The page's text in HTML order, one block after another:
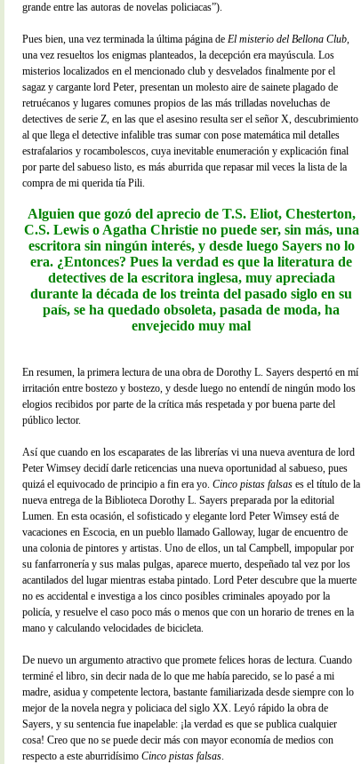
grande entre las autoras de novelas policiacas”).
Pues bien, una vez terminada la última página de El misterio del Bellona Club,
una vez resueltos los enigmas planteados, la decepción era mayúscula. Los
misterios localizados en el mencionado club y desvelados finalmente por el
sagaz y cargante lord Peter, presentan un molesto aire de sainete plagado de
retruécanos y lugares comunes propios de las más trilladas noveluchas de
detectives de serie Z, en las que el asesino resulta ser el señor X, descubrimiento
al que llega el detective infalible tras sumar con pose matemática mil detalles
estrafalarios y rocambolescos, cuya inevitable enumeración y explicación final
por parte del sabueso listo, es más aburrida que repasar mil veces la lista de la
compra de mi querida tía Pili.
Alguien que gozó del aprecio de T.S. Eliot, Chesterton,
C.S. Lewis o Agatha Christie no puede ser, sin más, una
escritora sin ningún interés, y desde luego Sayers no lo
era. ¿Entonces? Pues la verdad es que la literatura de
detectives de la escritora inglesa, muy apreciada
durante la década de los treinta del pasado siglo en su
país, se ha quedado obsoleta, pasada de moda, ha
envejecido muy mal
En resumen, la primera lectura de una obra de Dorothy L. Sayers despertó en mí
irritación entre bostezo y bostezo, y desde luego no entendí de ningún modo los
elogios recibidos por parte de la crítica más respetada y por buena parte del
público lector.
Así que cuando en los escaparates de las librerías vi una nueva aventura de lord
Peter Wimsey decidí darle reticencias una nueva oportunidad al sabueso, pues
quizá el equivocado de principio a fin era yo. Cinco pistas falsas es el título de la
nueva entrega de la Biblioteca Dorothy L. Sayers preparada por la editorial
Lumen. En esta ocasión, el sofisticado y elegante lord Peter Wimsey está de
vacaciones en Escocia, en un pueblo llamado Galloway, lugar de encuentro de
una colonia de pintores y artistas. Uno de ellos, un tal Campbell, impopular por
su fanfarronería y sus malas pulgas, aparece muerto, despeñado tal vez por los
acantilados del lugar mientras estaba pintado. Lord Peter descubre que la muerte
no es accidental e investiga a los cinco posibles criminales apoyado por la
policía, y resuelve el caso poco más o menos que con un horario de trenes en la
mano y calculando velocidades de bicicleta.
De nuevo un argumento atractivo que promete felices horas de lectura. Cuando
terminé el libro, sin decir nada de lo que me había parecido, se lo pasé a mi
madre, asidua y competente lectora, bastante familiarizada desde siempre con lo
mejor de la novela negra y policiaca del siglo XX. Leyó rápido la obra de
Sayers, y su sentencia fue inapelable: ¡la verdad es que se publica cualquier
cosa! Creo que no se puede decir más con mayor economía de medios con
respecto a este aburridísimo Cinco pistas falsas.